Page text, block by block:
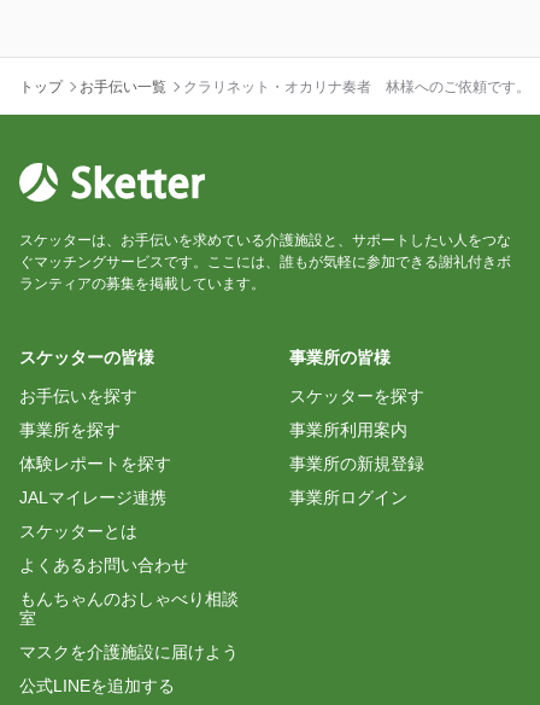
トップ お手伝い一覧 クラリネット・オカリナ奏者 林様へのご依頼です。
スケッターは、お手伝いを求めている介護施設と、サポートしたい人をつな
ぐマッチングサービスです。ここには、誰もが気軽に参加できる謝礼付きボ
ランティアの募集を掲載しています。
スケッターの皆様
お手伝いを探す
事業所を探す
体験レポートを探す
JALマイレージ連携
スケッターとは
よくあるお問い合わせ
もんちゃんのおしゃべり相談
室
マスクを介護施設に届けよう
公式LINEを追加する
事業所の皆様
スケッターを探す
事業所利用案内
事業所の新規登録
事業所ログイン